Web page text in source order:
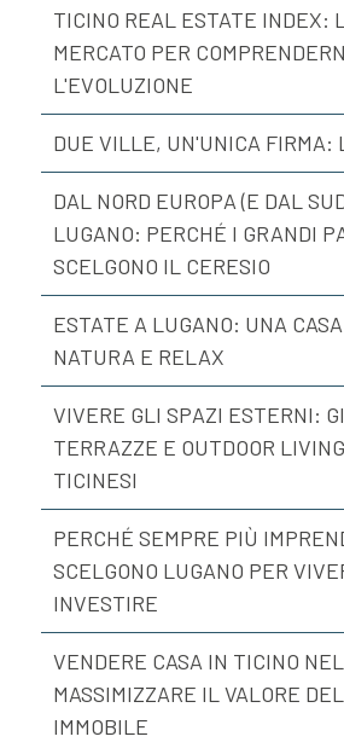
TICINO REAL ESTATE INDEX:
MERCATO PER
L'EVOLUZIONE
DUE VILLE, UN'UNICA FIRMA:
DAL NORD EUROPA (E DAL
LUGANO: PERCHÉ I GRANDI
SCELGONO IL CERESIO
ESTATE A LUGANO: UNA
NATURA E RELAX
VIVERE GLI SPAZI ESTERNI:
TERRAZZE E OUTDOOR
TICINESI
PERCHÉ SEMPRE PIÙ
SCELGONO LUGANO PER
INVESTIRE
VENDERE CASA IN TICINO
MASSIMIZZARE IL VALORE
IMMOBILE